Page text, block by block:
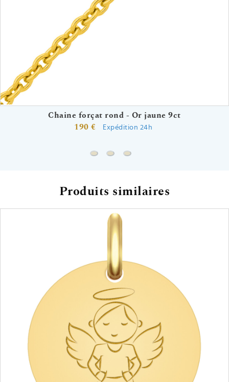
Chaine forçat rond - Or jaune 9ct
190 €
Expédition 24h
Produits similaires